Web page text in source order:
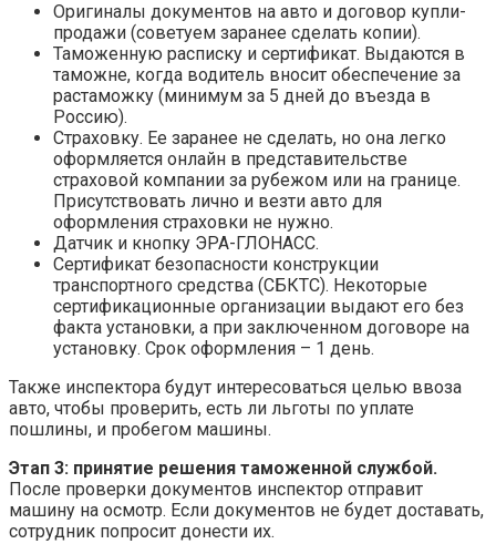
Оригиналы документов на авто и договор купли-
продажи (советуем заранее сделать копии).
Таможенную расписку и сертификат. Выдаются в
таможне, когда водитель вносит обеспечение за
растаможку (минимум за 5 дней до въезда в
Россию).
Страховку. Ее заранее не сделать, но она легко
оформляется онлайн в представительстве
страховой компании за рубежом или на границе.
Присутствовать лично и везти авто для
оформления страховки не нужно.
Датчик и кнопку ЭРА-ГЛОНАСС.
Сертификат безопасности конструкции
транспортного средства (СБКТС). Некоторые
сертификационные организации выдают его без
факта установки, а при заключенном договоре на
установку. Срок оформления – 1 день.
Также инспектора будут интересоваться целью ввоза
авто, чтобы проверить, есть ли льготы по уплате
пошлины, и пробегом машины.
Этап 3: принятие решения таможенной службой.
После проверки документов инспектор отправит
машину на осмотр. Если документов не будет доставать,
сотрудник попросит донести их.